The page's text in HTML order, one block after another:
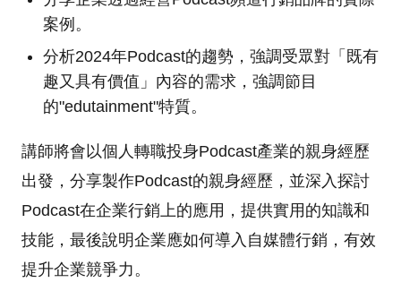
案例。
分析2024年Podcast的趨勢，強調受眾對「既有
趣又具有價值」內容的需求，強調節目
的"edutainment"特質。
講師將會以個人轉職投身Podcast產業的親身經歷
出發，分享製作Podcast的親身經歷，並深入探討
Podcast在企業行銷上的應用，提供實用的知識和
技能，最後說明企業應如何導入自媒體行銷，有效
提升企業競爭力。